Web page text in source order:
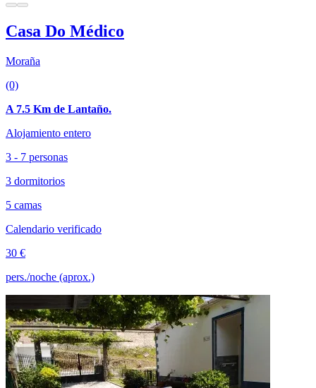
Casa Do Médico
Moraña
(0)
A 7.5 Km de Lantaño.
Alojamiento entero
3 - 7 personas
3 dormitorios
5 camas
Calendario verificado
30 €
pers./noche (aprox.)